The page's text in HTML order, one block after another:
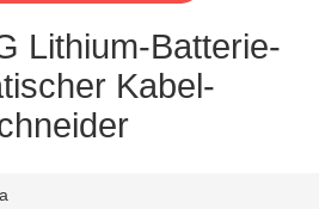
Lithium-Batterie-
Kabel-